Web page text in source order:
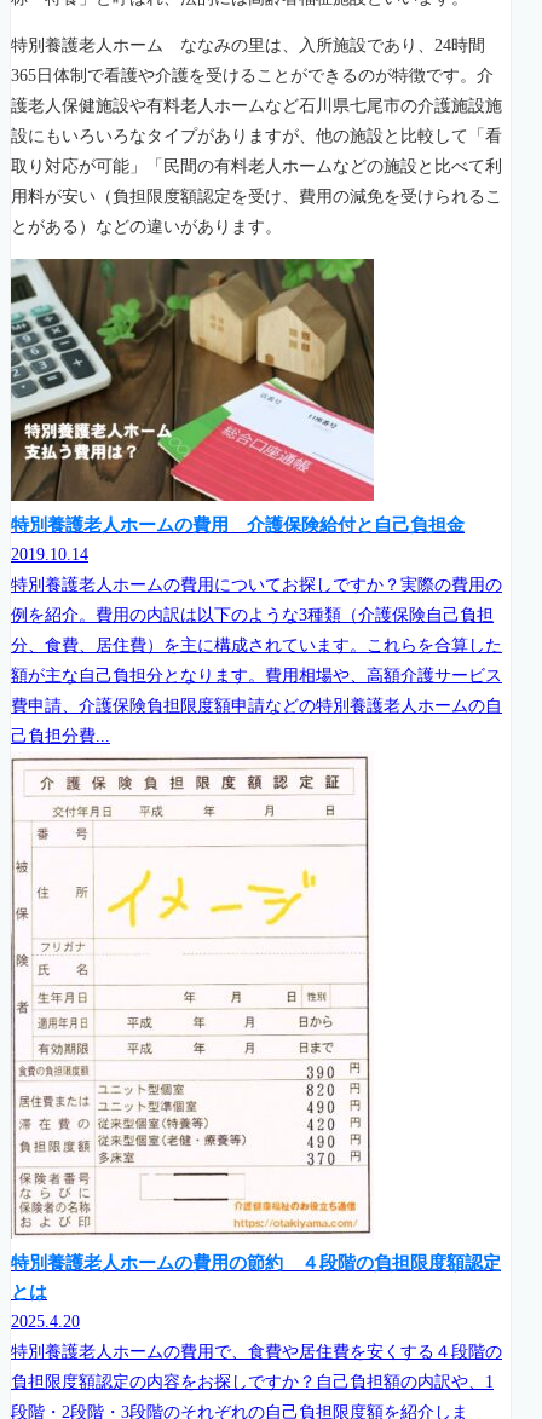
特別養護老人ホーム ななみの里は、入所施設であり、24時間
365日体制で看護や介護を受けることができるのが特徴です。介
護老人保健施設や有料老人ホームなど石川県七尾市の介護施設施
設にもいろいろなタイプがありますが、他の施設と比較して「看
取り対応が可能」「民間の有料老人ホームなどの施設と比べて利
用料が安い（負担限度額認定を受け、費用の減免を受けられるこ
とがある）などの違いがあります。
特別養護老人ホームの費用 介護保険給付と自己負担金
2019.10.14
特別養護老人ホームの費用についてお探しですか？実際の費用の
例を紹介。費用の内訳は以下のような3種類（介護保険自己負担
分、食費、居住費）を主に構成されています。これらを合算した
額が主な自己負担分となります。費用相場や、高額介護サービス
費申請、介護保険負担限度額申請などの特別養護老人ホームの自
己負担分費...
特別養護老人ホームの費用の節約 ４段階の負担限度額認定
とは
2025.4.20
特別養護老人ホームの費用で、食費や居住費を安くする４段階の
負担限度額認定の内容をお探しですか？自己負担額の内訳や、1
段階・2段階・3段階のそれぞれの自己負担限度額を紹介しま